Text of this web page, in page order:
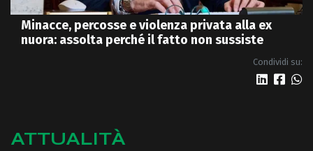
Minacce, percosse e violenza privata alla ex
nuora: assolta perché il fatto non sussiste
Condividi su:
ATTUALITÀ